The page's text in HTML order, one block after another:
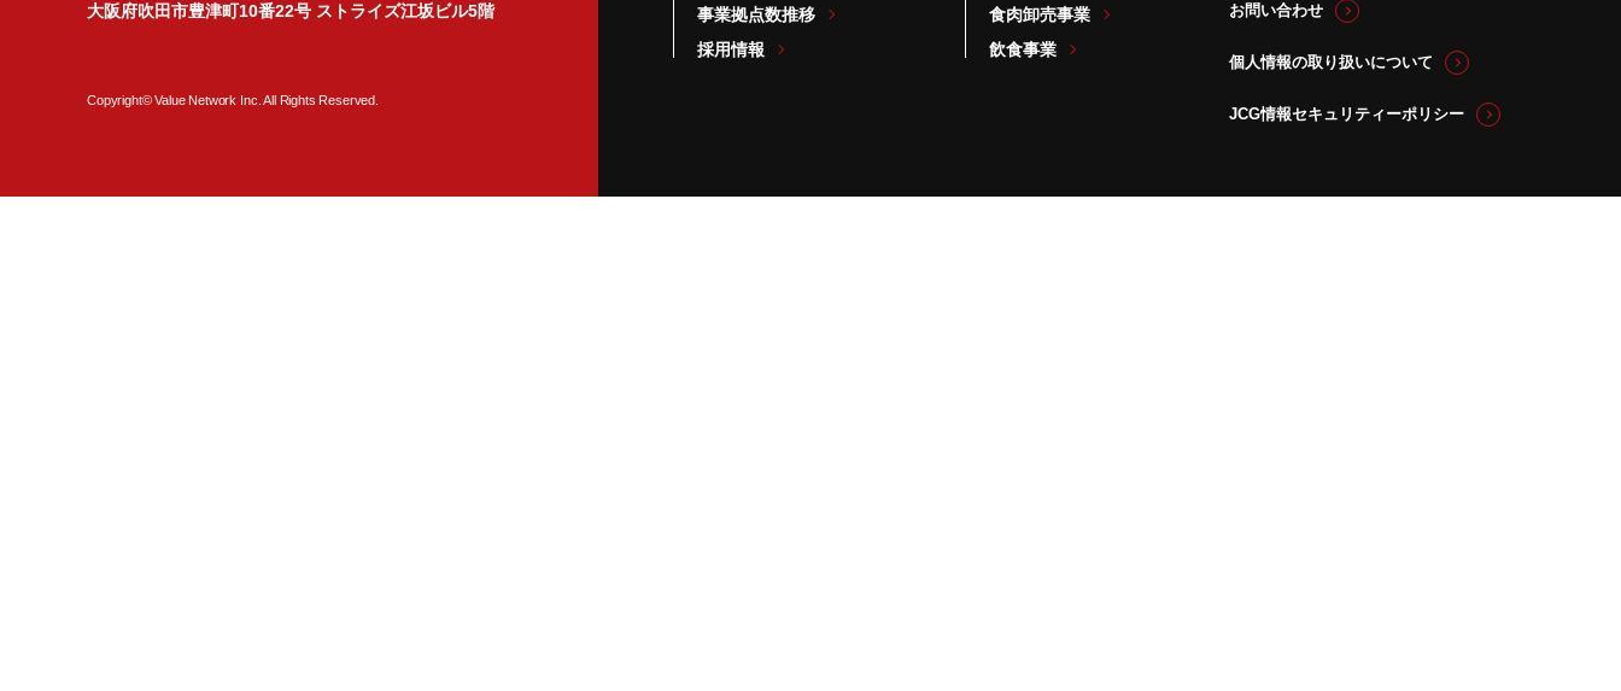
大阪府吹田市豊津町10番22号 ストライズ江坂ビル5階
Copyright© Value Network Inc. All Rights Reserved.
事業拠点数推移
採用情報
食肉卸売事業
飲食事業
お問い合わせ
個人情報の取り扱いについて
JCG情報セキュリティーポリシー